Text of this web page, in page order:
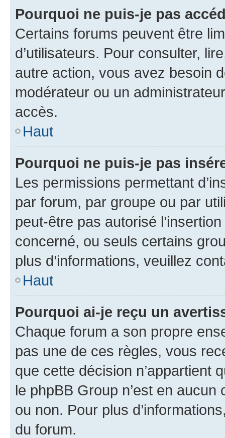
Pourquoi ne puis-je pas
Certains forums peuvent être
d’utilisateurs. Pour consulter,
autre action, vous avez besoin
modérateur ou un
accès.
Haut
Pourquoi ne puis-je pas
Les permissions permettant
par forum, par groupe ou par
peut-être pas autorisé
concerné, ou seuls certains
plus d’informations, veuillez
Haut
Pourquoi ai-je reçu un
Chaque forum a son propre
pas une de ces règles, vous
que cette décision n’appartient
le phpBB Group n’est en
ou non. Pour plus
du forum.